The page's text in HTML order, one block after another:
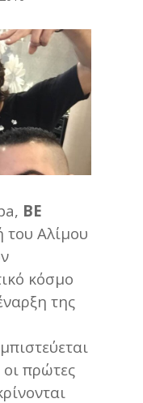
BE
του Αλίμου
κόσμο
της
πρώτες